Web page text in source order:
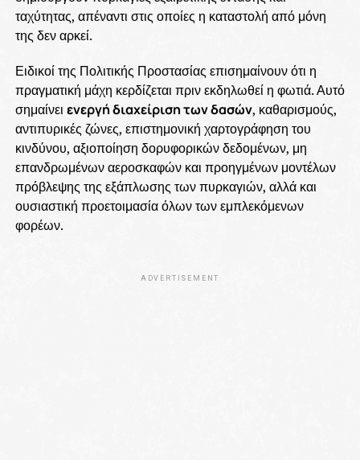
ταχύτητας, απέναντι στις οποίες η καταστολή από μόνη
της δεν αρκεί.
Ειδικοί της Πολιτικής Προστασίας επισημαίνουν ότι η
πραγματική μάχη κερδίζεται πριν εκδηλωθεί η φωτιά. Αυτό
σημαίνει ενεργή διαχείριση των δασών, καθαρισμούς,
αντιπυρικές ζώνες, επιστημονική χαρτογράφηση του
κινδύνου, αξιοποίηση δορυφορικών δεδομένων, μη
επανδρωμένων αεροσκαφών και προηγμένων μοντέλων
πρόβλεψης της εξάπλωσης των πυρκαγιών, αλλά και
ουσιαστική προετοιμασία όλων των εμπλεκόμενων
φορέων.
ADVERTISEMENT